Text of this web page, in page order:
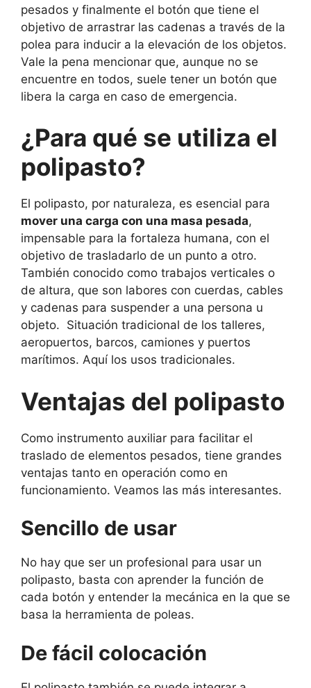
pesados y finalmente el botón que tiene el
objetivo de arrastrar las cadenas a través de la
polea para inducir a la elevación de los objetos.
Vale la pena mencionar que, aunque no se
encuentre en todos, suele tener un botón que
libera la carga en caso de emergencia.
¿Para qué se utiliza el
polipasto?
El polipasto, por naturaleza, es esencial para
mover una carga con una masa pesada,
impensable para la fortaleza humana, con el
objetivo de trasladarlo de un punto a otro.
También conocido como trabajos verticales o
de altura, que son labores con cuerdas, cables
y cadenas para suspender a una persona u
objeto. Situación tradicional de los talleres,
aeropuertos, barcos, camiones y puertos
marítimos. Aquí los usos tradicionales.
Ventajas del polipasto
Como instrumento auxiliar para facilitar el
traslado de elementos pesados, tiene grandes
ventajas tanto en operación como en
funcionamiento. Veamos las más interesantes.
Sencillo de usar
No hay que ser un profesional para usar un
polipasto, basta con aprender la función de
cada botón y entender la mecánica en la que se
basa la herramienta de poleas.
De fácil colocación